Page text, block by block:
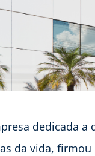
dedicada
da vida,